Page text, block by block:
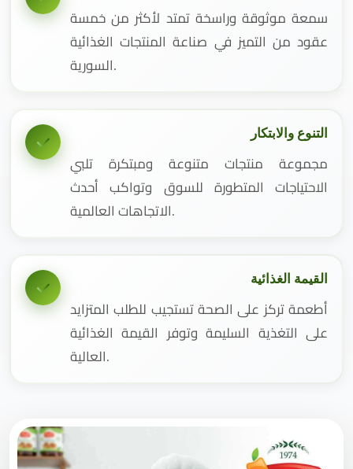
سمعة موثوقة وراسخة تمتد لأكثر من خمسة
عقود من التميز في صناعة المنتجات الغذائية
السورية.
التنوع والابتكار
مجموعة منتجات متنوعة ومبتكرة تلبي
الاحتياجات المتطورة للسوق وتواكب أحدث
الاتجاهات العالمية.
القيمة الغذائية
أطعمة تركز على الصحة تستجيب للطلب المتزايد
على التغذية السليمة وتوفر القيمة الغذائية
العالية.